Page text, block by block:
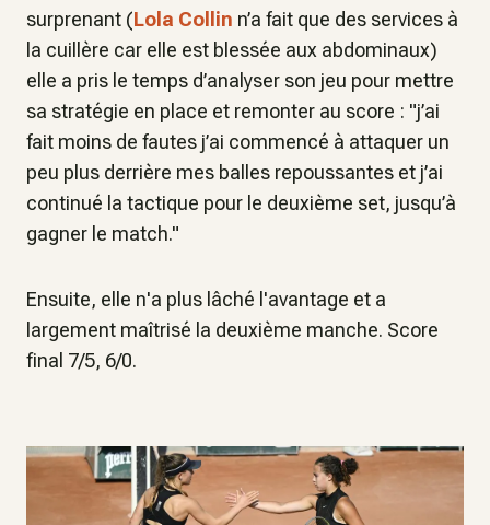
surprenant (Lola Collin n’a fait que des services à
la cuillère car elle est blessée aux abdominaux)
elle a pris le temps d’analyser son jeu pour mettre
sa stratégie en place et remonter au score : "j’ai
fait moins de fautes j’ai commencé à attaquer un
peu plus derrière mes balles repoussantes et j’ai
continué la tactique pour le deuxième set, jusqu’à
gagner le match."
Ensuite, elle n'a plus lâché l'avantage et a
largement maîtrisé la deuxième manche. Score
final 7/5, 6/0.